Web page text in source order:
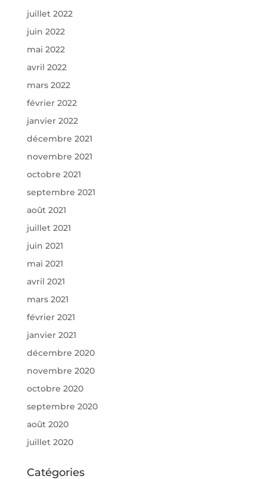
juillet 2022
juin 2022
mai 2022
avril 2022
mars 2022
février 2022
janvier 2022
décembre 2021
novembre 2021
octobre 2021
septembre 2021
août 2021
juillet 2021
juin 2021
mai 2021
avril 2021
mars 2021
février 2021
janvier 2021
décembre 2020
novembre 2020
octobre 2020
septembre 2020
août 2020
juillet 2020
Catégories